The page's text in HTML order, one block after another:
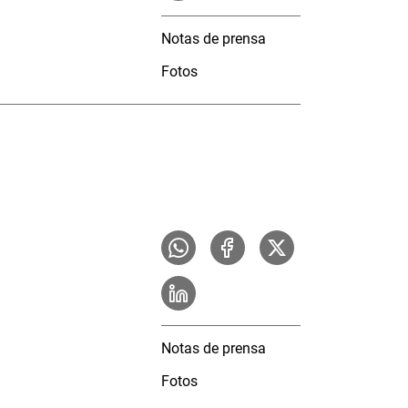
Notas de prensa
Fotos
Notas de prensa
Fotos